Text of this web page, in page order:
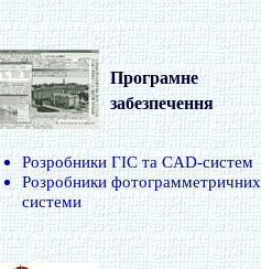
Програмне
забезпечення
Розробники ГІС та CAD-систем
Розробники фотограмметричних
системи